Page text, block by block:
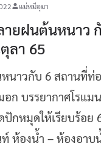
แม่หมีอุมา
ายฝนต้นหนาว
ลา 65
นาวกับ 6 สถานที่ท่อ
ก บรรยากาศโรแม
กหมุดให้เรียบร้อย
ท์ ห้องน้ำ – ห้องอาบ